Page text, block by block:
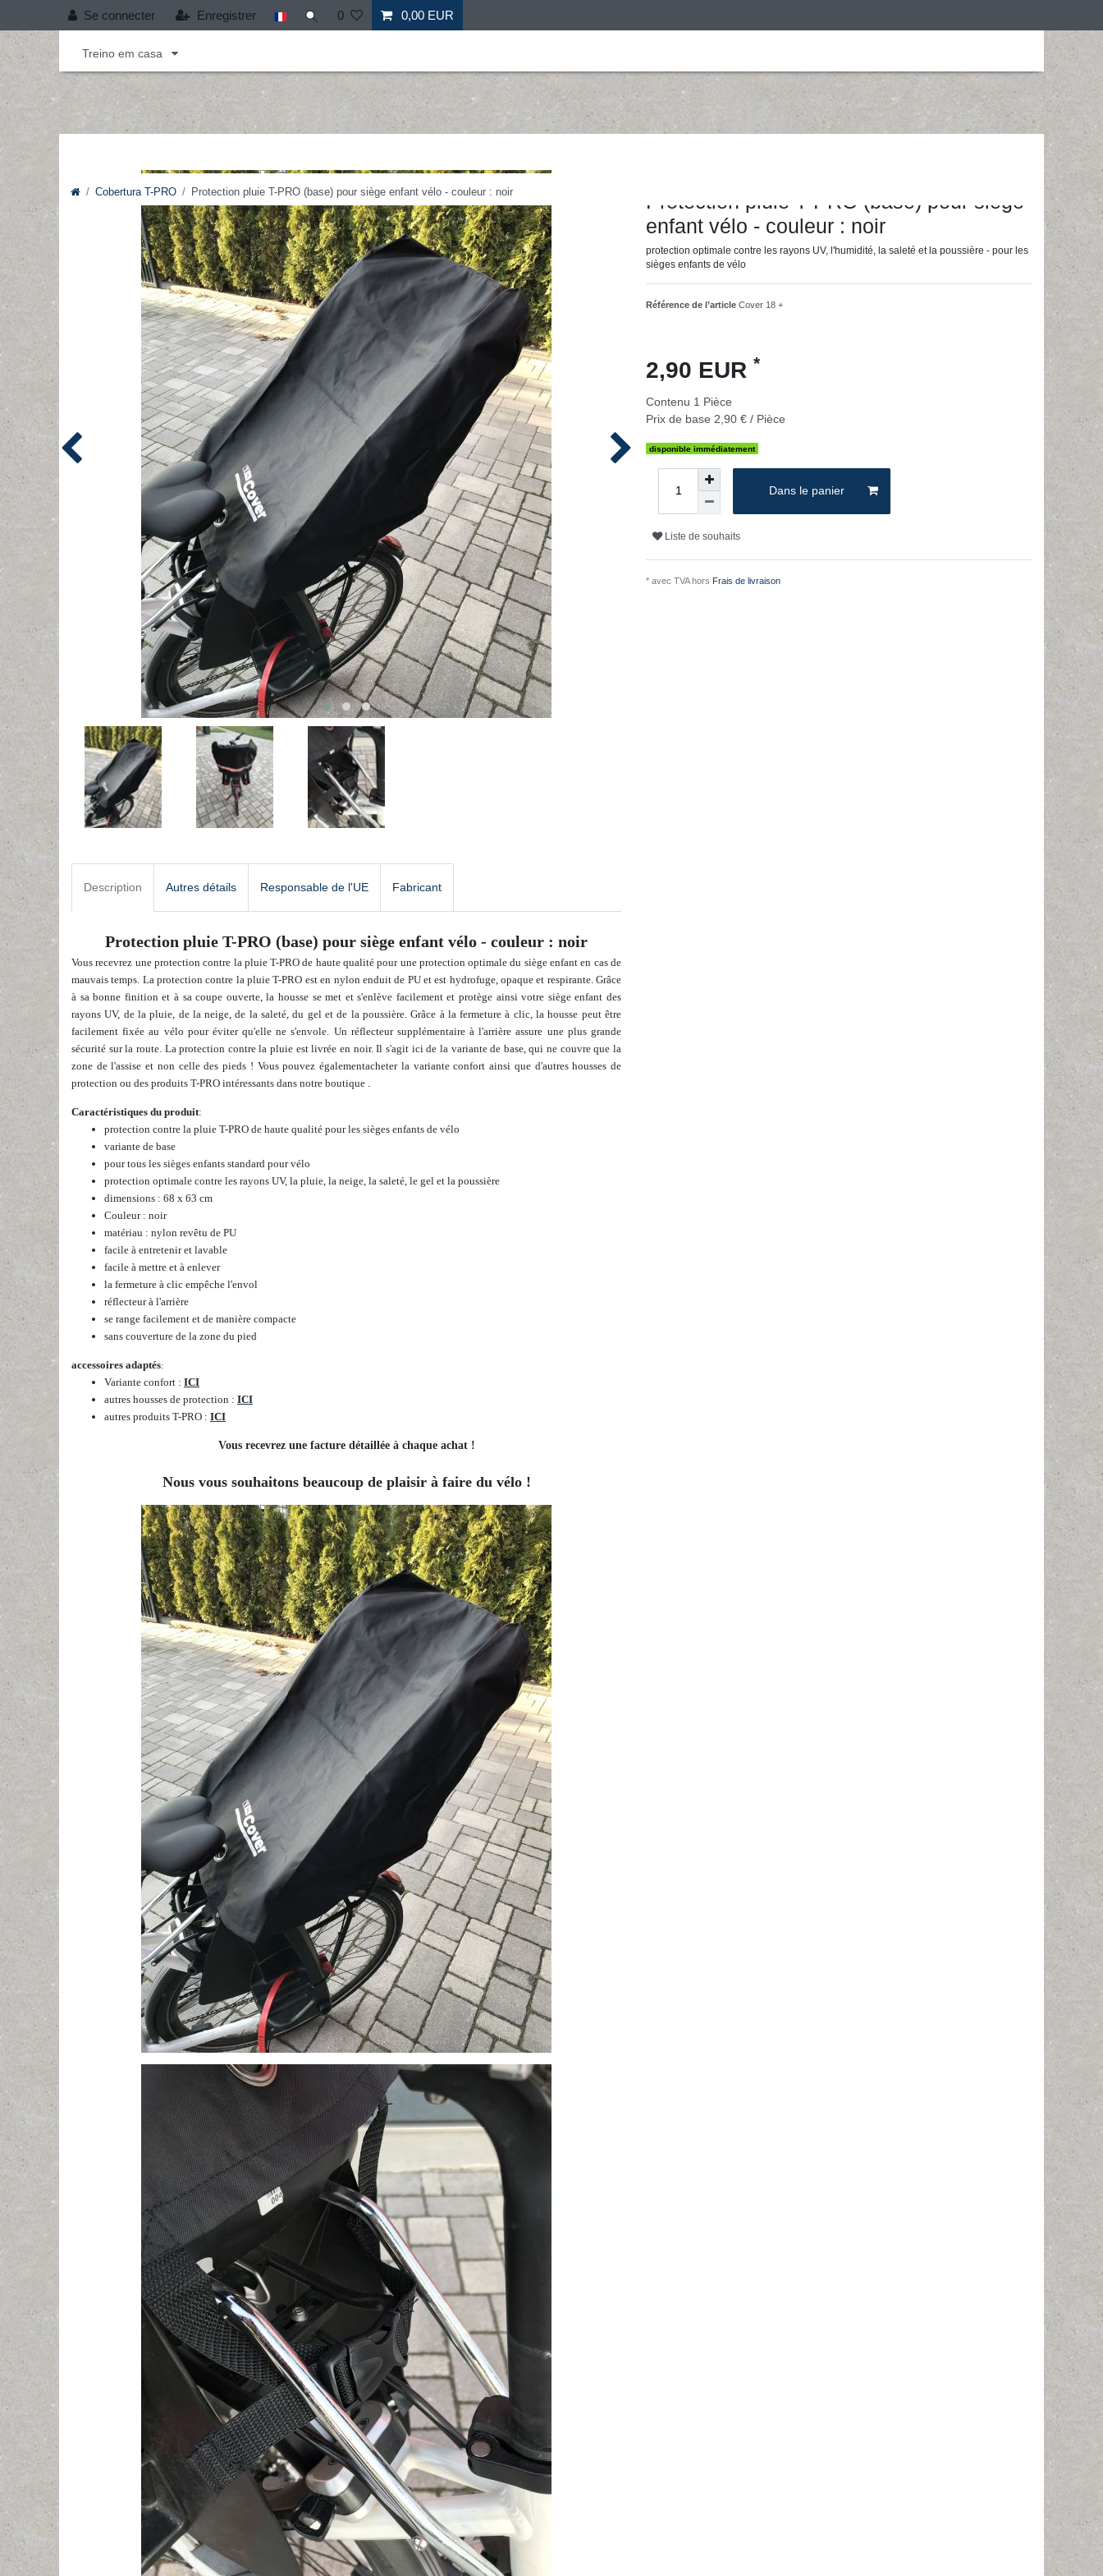
Se connecter Enregistrer 0 0,00 EUR
Andebol Cobertura T-PRO Desporto infantil Fitness
Treino em casa
Cobertura T-PRO Protection pluie T-PRO (base) pour siège enfant vélo - couleur : noir
Protection pluie T-PRO (base) pour siège
enfant vélo - couleur : noir
protection optimale contre les rayons UV, l'humidité, la saleté et la poussière - pour les
sièges enfants de vélo
Référence de l’article Cover 18 +
2,90 EUR *
Contenu 1 Pièce
Prix de base 2,90 € / Pièce
disponible immédiatement
Dans le panier
Liste de souhaits
* avec TVA hors Frais de livraison
Description Autres détails Responsable de l'UE Fabricant
Protection pluie T-PRO (base) pour siège enfant vélo - couleur : noir
Vous recevrez une protection contre la pluie T-PRO de haute qualité pour une protection optimale du siège enfant en cas de
mauvais temps. La protection contre la pluie T-PRO est en nylon enduit de PU et est hydrofuge, opaque et respirante. Grâce
à sa bonne finition et à sa coupe ouverte, la housse se met et s'enlève facilement et protège ainsi votre siège enfant des
rayons UV, de la pluie, de la neige, de la saleté, du gel et de la poussière. Grâce à la fermeture à clic, la housse peut être
facilement fixée au vélo pour éviter qu'elle ne s'envole. Un réflecteur supplémentaire à l'arrière assure une plus grande
sécurité sur la route. La protection contre la pluie est livrée en noir. Il s'agit ici de la variante de base, qui ne couvre que la
zone de l'assise et non celle des pieds ! Vous pouvez égalementacheter la variante confort ainsi que d'autres housses de
protection ou des produits T-PRO intéressants dans notre boutique
Caractéristiques du produit:
protection contre la pluie T-PRO de haute qualité pour les sièges enfants de vélo
variante de base
pour tous les sièges enfants standard pour vélo
protection optimale contre les rayons UV, la pluie, la neige, la saleté, le gel et la poussière
dimensions : 68 x 63 cm
Couleur : noir
matériau : nylon revêtu de PU
facile à entretenir et lavable
facile à mettre et à enlever
la fermeture à clic empêche l'envol
réflecteur à l'arrière
se range facilement et de manière compacte
sans couverture de la zone du pied
accessoires adaptés:
Variante confort : ICI
autres housses de protection : ICI
autres produits T-PRO : ICI
Vous recevrez une facture détaillée à chaque achat !
Nous vous souhaitons beaucoup de plaisir à faire du vélo !